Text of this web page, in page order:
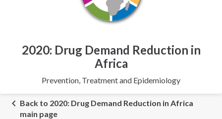
2020: Drug Demand Reduction in
Africa
Prevention, Treatment and Epidemiology
Back to 2020: Drug Demand Reduction in Africa
main page